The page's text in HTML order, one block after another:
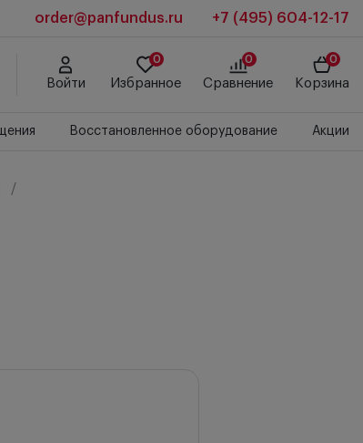
order@panfundus.ru +7 (495) 604-12-17
Войти
0
Избранное
0
Сравнение
0
Корзина
Восстановленное оборудование Акции